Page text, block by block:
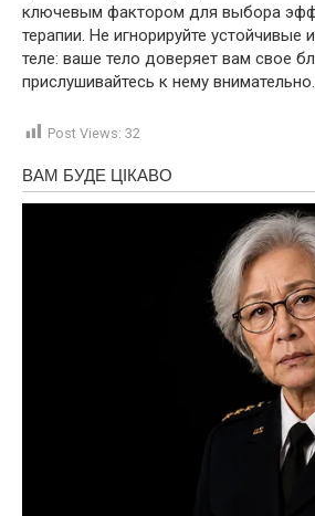
ключевым фактором для выбора
терапии. Не игнорируйте устойчивые
теле: ваше тело доверяет вам свое
прислушивайтесь к нему внимательно.
Post Views: 32